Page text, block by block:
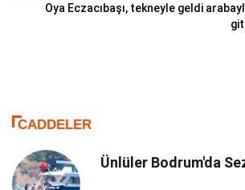
Oya Eczacıbaşı, tekneyle geldi
CADDELER
Ünlüler Bodrum'da